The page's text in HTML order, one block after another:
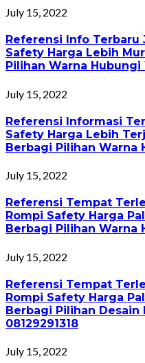
July 15, 2022
Referensi Info Terbaru
Safety Harga Lebih
Pilihan Warna Hubungi
July 15, 2022
Referensi Informasi
Safety Harga Lebih
Berbagi Pilihan Warna
July 15, 2022
Referensi Tempat
Rompi Safety Harga
Berbagi Pilihan Warna
July 15, 2022
Referensi Tempat
Rompi Safety Harga
Berbagi Pilihan Desain
08129291318
July 15, 2022